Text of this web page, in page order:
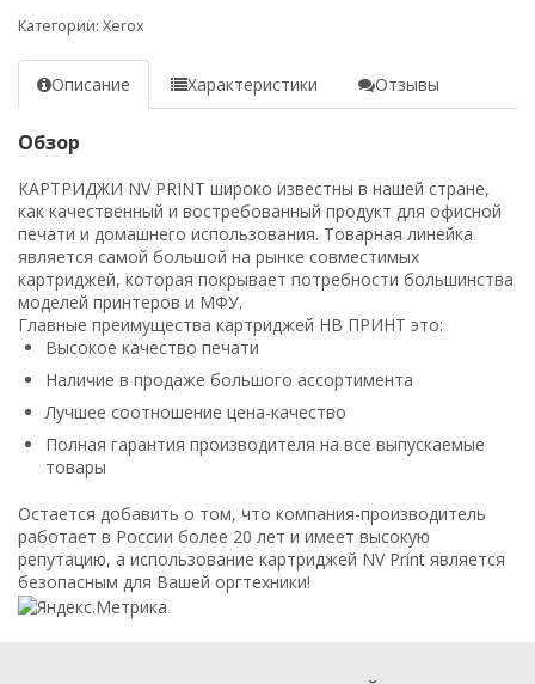
Категории: Xerox
Описание Характеристики Отзывы
Обзор
КАРТРИДЖИ NV PRINT широко известны в нашей стране,
как качественный и востребованный продукт для офисной
печати и домашнего использования. Товарная линейка
является самой большой на рынке совместимых
картриджей, которая покрывает потребности большинства
моделей принтеров и МФУ.
Главные преимущества картриджей НВ ПРИНТ это:
Высокое качество печати
Наличие в продаже большого ассортимента
Лучшее соотношение цена-качество
Полная гарантия производителя на все выпускаемые
товары
Остается добавить о том, что компания-производитель
работает в России более 20 лет и имеет высокую
репутацию, а использование картриджей NV Print является
безопасным для Вашей оргтехники!